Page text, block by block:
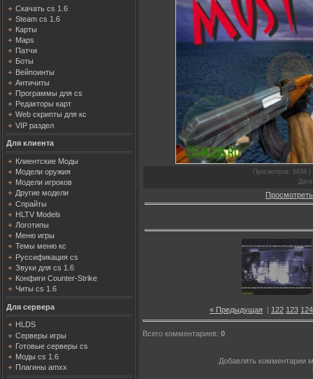
Скачать cs 1.6
Steam cs 1.6
Карты
Maps
Патчи
Боты
Вейпоинты
Античиты
Программы для cs
Редакторы карт
Web скрипты для кс
VIP раздел
Для клиента
Клиентские Моды
Модели оружия
Модели игроков
Другие модели
Спрайты
HLTV Models
Логотипы
Меню игры
Темы меню кс
Руссификация cs
Звуки для cs 1.6
Конфиги Counter-Strike
Читы cs 1.6
Для сервера
HLDS
Серверы игры
Готовые серверы cs
Моды cs 1.6
Плагины amxx
Просмотров : 6634 |
Дата
« Предыдущая | 122 123 124
Всего комментариев: 0
Добавлять комментарии